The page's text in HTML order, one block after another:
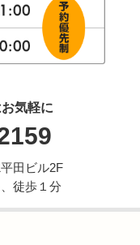
気軽に
田ビル2F
徒歩１分